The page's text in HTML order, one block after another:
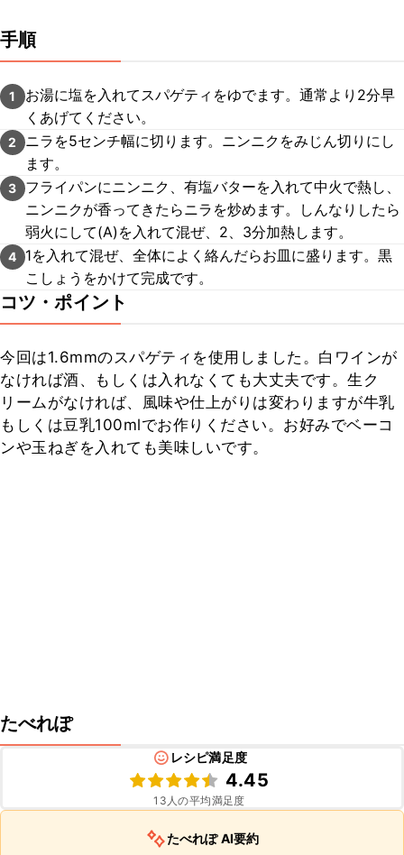
手順
1
お湯に塩を入れてスパゲティをゆでます。通常より2分早
くあげてください。
2
ニラを5センチ幅に切ります。ニンニクをみじん切りにし
ます。
3
フライパンにニンニク、有塩バターを入れて中火で熱し、
ニンニクが香ってきたらニラを炒めます。しんなりしたら
弱火にして(A)を入れて混ぜ、2、3分加熱します。
4
1を入れて混ぜ、全体によく絡んだらお皿に盛ります。黒
こしょうをかけて完成です。
コツ・ポイント
今回は1.6mmのスパゲティを使用しました。白ワインが
なければ酒、もしくは入れなくても大丈夫です。生ク
リームがなければ、風味や仕上がりは変わりますが牛乳
もしくは豆乳100mlでお作りください。お好みでベーコ
ンや玉ねぎを入れても美味しいです。
たべれぽ
レシピ満足度
4.45
13 人の平均満足度
たべれぽ AI要約